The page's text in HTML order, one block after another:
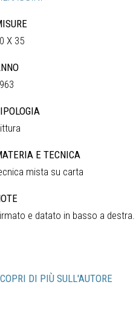
X 35
E TECNICA
mista su carta
e datato in basso a destra.
DI PIÙ SULL'AUTORE